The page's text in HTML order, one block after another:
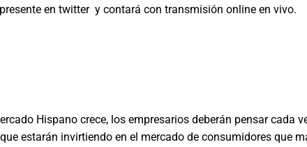
en twitter y contará con transmisión online en vivo.
Hispano crece, los empresarios deberán pensar cada
estarán invirtiendo en el mercado de consumidores que